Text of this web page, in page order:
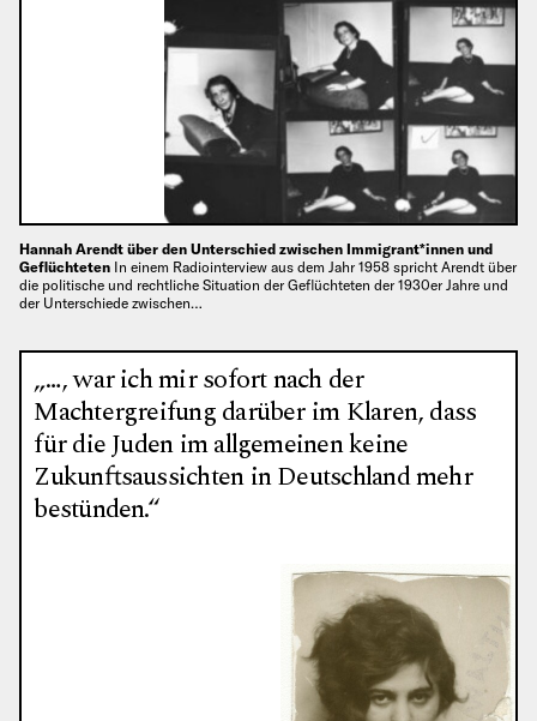
Hannah Arendt über den Unterschied zwischen Immigrant*innen und
Geflüchteten In einem Radiointerview aus dem Jahr 1958 spricht Arendt über
die politische und rechtliche Situation der Geflüchteten der 1930er Jahre und
der Unterschiede zwischen…
„…, war ich mir sofort nach der
Machtergreifung darüber im Klaren, dass
für die Juden im allgemeinen keine
Zukunftsaussichten in Deutschland mehr
bestünden.“